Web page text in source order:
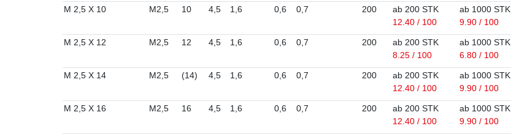
M 2,5 X 10 M2,5 10 4,5 1,6 0,6 0,7 200
ab 200 STK
12.40 / 100
ab 1000 STK
9.90 / 100
M 2,5 X 12 M2,5 12 4,5 1,6 0,6 0,7 200
ab 200 STK
8.25 / 100
ab 1000 STK
6.80 / 100
M 2,5 X 14 M2,5 (14) 4,5 1,6 0,6 0,7 200
ab 200 STK
12.40 / 100
ab 1000 STK
9.90 / 100
M 2,5 X 16 M2,5 16 4,5 1,6 0,6 0,7 200
ab 200 STK
12.40 / 100
ab 1000 STK
9.90 / 100